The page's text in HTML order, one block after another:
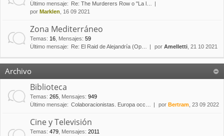
Último mensaje:
Re: The Murderers Row o "La l…
por Marklen , 16 09 2021
Zona Mediterráneo
Temas: 16 Mensajes: 59
Último mensaje:
Re: El Raid de Alejandría (Op… por Amelletti , 21 10 2021
Archivo
Biblioteca
Temas: 265 Mensajes: 949
Último mensaje: Colaboracionistas. Europa occ… por Bertram , 23 09 2022
Cine y Televisión
Temas: 479 Mensajes: 2011